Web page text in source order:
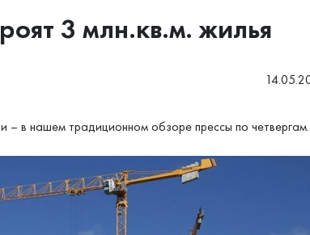
3 млн.кв.м. жилья
– в нашем традиционном обзоре прессы по четвергам.